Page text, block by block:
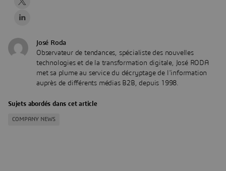
José Roda
Observateur de tendances, spécialiste des nouvelles
technologies et de la transformation digitale, José RODA
met sa plume au service du décryptage de l'information
auprès de différents médias B2B, depuis 1998.
Sujets abordés dans cet article
COMPANY NEWS